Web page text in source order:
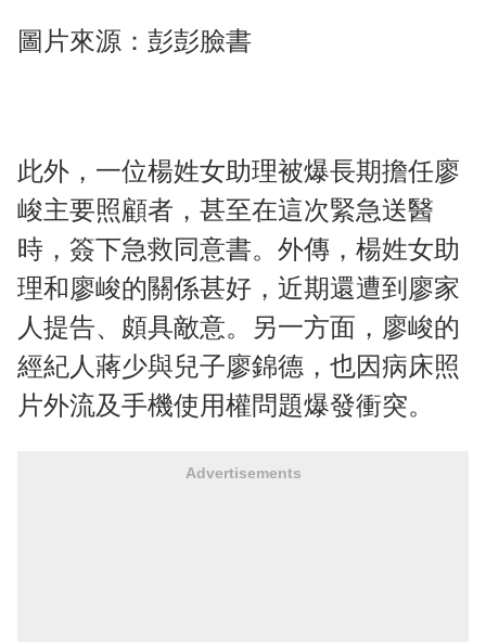
圖片來源：彭彭臉書
此外，一位楊姓女助理被爆長期擔任廖
峻主要照顧者，甚至在這次緊急送醫
時，簽下急救同意書。外傳，楊姓女助
理和廖峻的關係甚好，近期還遭到廖家
人提告、頗具敵意。另一方面，廖峻的
經紀人蔣少與兒子廖錦德，也因病床照
片外流及手機使用權問題爆發衝突。
Advertisements